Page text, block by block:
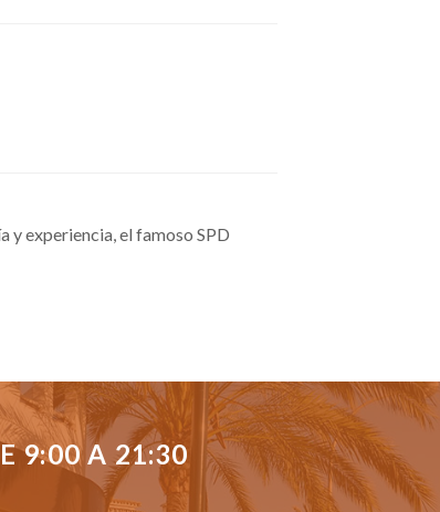
y experiencia, el famoso SPD
9:00 A 21:30